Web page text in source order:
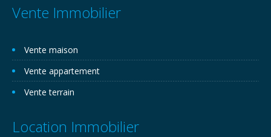
Vente Immobilier
Vente maison
Vente appartement
Vente terrain
Location Immobilier